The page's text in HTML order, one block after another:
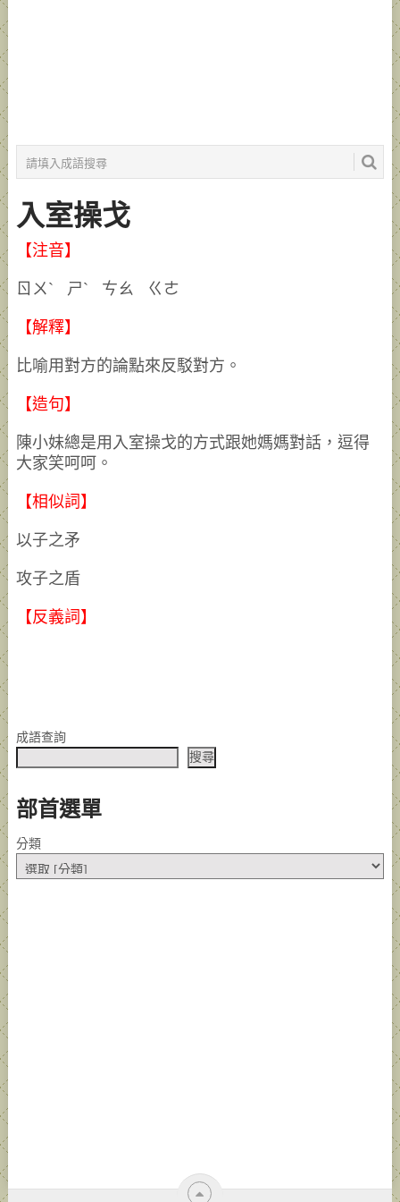
入室操戈
【注音】
ㄖㄨˋ ㄕˋ ㄘㄠ ㄍㄜ
【解釋】
比喻用對方的論點來反駁對方。
【造句】
陳小妹總是用入室操戈的方式跟她媽媽對話，逗得
大家笑呵呵。
【相似詞】
以子之矛
攻子之盾
【反義詞】
成語查詢
搜尋
部首選單
分類